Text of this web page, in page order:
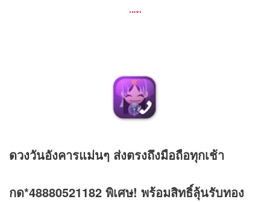
ดวงวันอังคารแม่นๆ ส่งตรงถึงมือถือทุกเช้า
กด*48880521182 พิเศษ! พร้อมสิทธิ์ลุ้นรับทอง